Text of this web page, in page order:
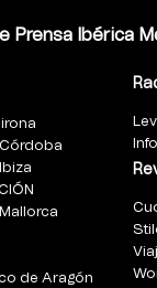
Prensa Ibérica
de Aragón